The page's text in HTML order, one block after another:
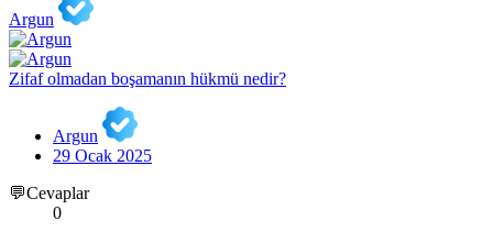
Argun
Zifaf olmadan boşamanın hükmü nedir?
Argun
29 Ocak 2025
💬Cevaplar
0